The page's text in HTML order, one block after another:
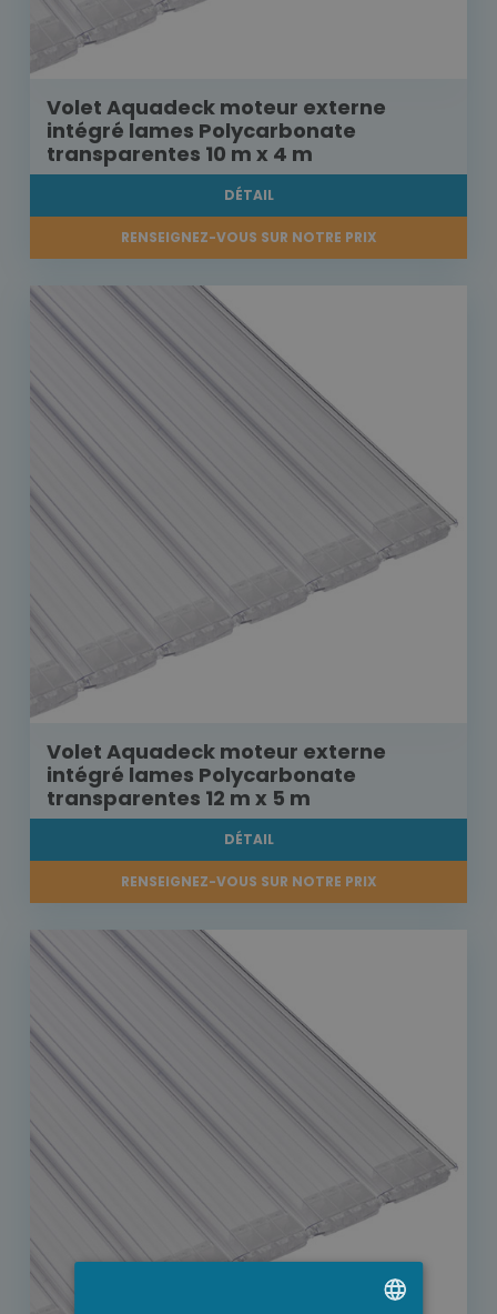
Volet Aquadeck moteur externe
intégré lames Polycarbonate
transparentes 10 m x 4 m
DÉTAIL
RENSEIGNEZ-VOUS SUR NOTRE PRIX
Volet Aquadeck moteur externe
intégré lames Polycarbonate
transparentes 12 m x 5 m
DÉTAIL
RENSEIGNEZ-VOUS SUR NOTRE PRIX